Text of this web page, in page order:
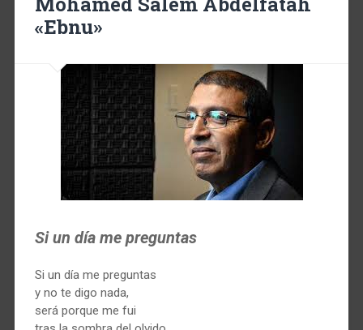
«Ebnu»
Si un día me preguntas
Si un día me preguntas
y no te digo nada,
será porque me fui